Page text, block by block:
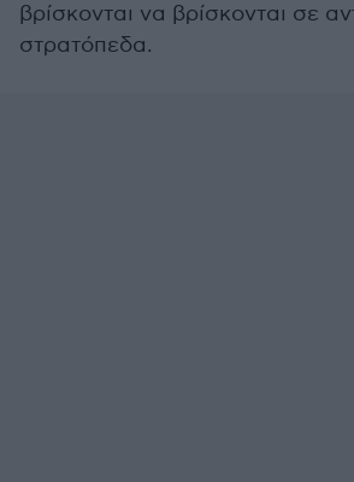
βρίσκονται να βρίσκονται σε
στρατόπεδα.